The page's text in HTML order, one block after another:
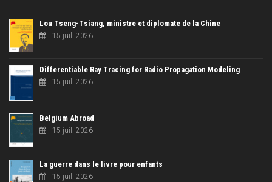
Lou Tseng-Tsiang, ministre et diplomate de la Chine
15 juil. 2026
Differentiable Ray Tracing for Radio Propagation Modeling
15 juil. 2026
Belgium Abroad
15 juil. 2026
La guerre dans le livre pour enfants
15 juil. 2026